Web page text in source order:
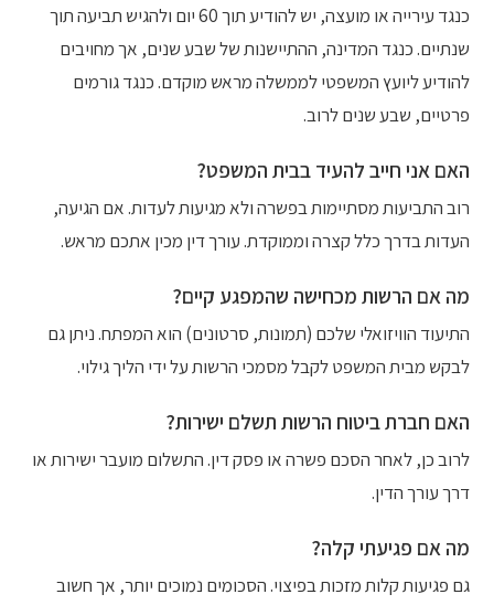
כנגד עירייה או מועצה, יש להודיע תוך 60 יום ולהגיש תביעה תוך
שנתיים. כנגד המדינה, ההתיישנות של שבע שנים, אך מחויבים
להודיע ליועץ המשפטי לממשלה מראש מוקדם. כנגד גורמים
פרטיים, שבע שנים לרוב.
האם אני חייב להעיד בבית המשפט?
רוב התביעות מסתיימות בפשרה ולא מגיעות לעדות. אם הגיעה,
העדות בדרך כלל קצרה וממוקדת. עורך דין מכין אתכם מראש.
מה אם הרשות מכחישה שהמפגע קיים?
התיעוד הוויזואלי שלכם (תמונות, סרטונים) הוא המפתח. ניתן גם
לבקש מבית המשפט לקבל מסמכי הרשות על ידי הליך גילוי.
האם חברת ביטוח הרשות תשלם ישירות?
לרוב כן, לאחר הסכם פשרה או פסק דין. התשלום מועבר ישירות או
דרך עורך הדין.
מה אם פגיעתי קלה?
גם פגיעות קלות מזכות בפיצוי. הסכומים נמוכים יותר, אך חשוב